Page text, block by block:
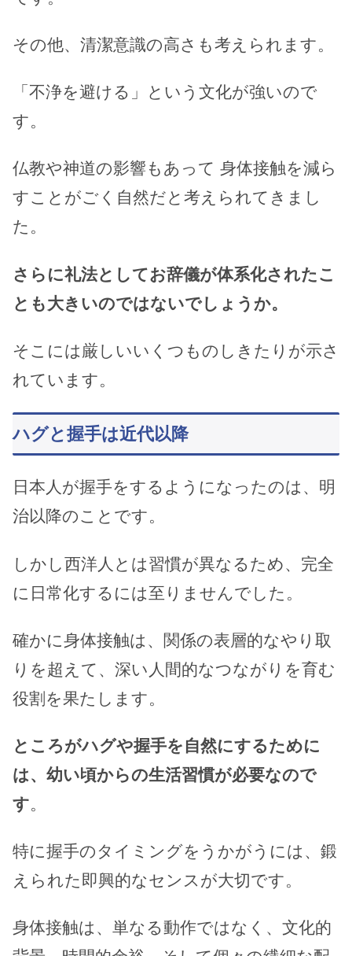
その他、清潔意識の高さも考えられます。
「不浄を避ける」という文化が強いので
す。
仏教や神道の影響もあって 身体接触を減ら
すことがごく自然だと考えられてきまし
た。
さらに礼法としてお辞儀が体系化されたこ
とも大きいのではないでしょうか。
そこには厳しいいくつものしきたりが示さ
れています。
ハグと握手は近代以降
日本人が握手をするようになったのは、明
治以降のことです。
しかし西洋人とは習慣が異なるため、完全
に日常化するには至りませんでした。
確かに身体接触は、関係の表層的なやり取
りを超えて、深い人間的なつながりを育む
役割を果たします。
ところがハグや握手を自然にするために
は、幼い頃からの生活習慣が必要なので
す。
特に握手のタイミングをうかがうには、鍛
えられた即興的なセンスが大切です。
身体接触は、単なる動作ではなく、文化的